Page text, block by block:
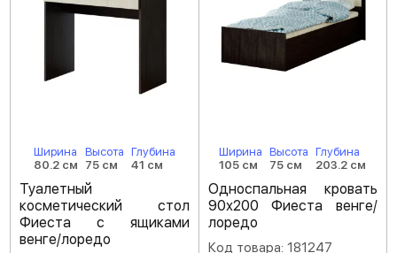
Ширина
80.2 см
Высота
75 см
Глубина
41 см
Туалетный
косметический стол
Фиеста с ящиками
венге/лоредо
Ширина
105 см
Высота
75 см
Глубина
203.2 см
Односпальная кровать
90х200 Фиеста венге/
лоредо
Код товара: 181247